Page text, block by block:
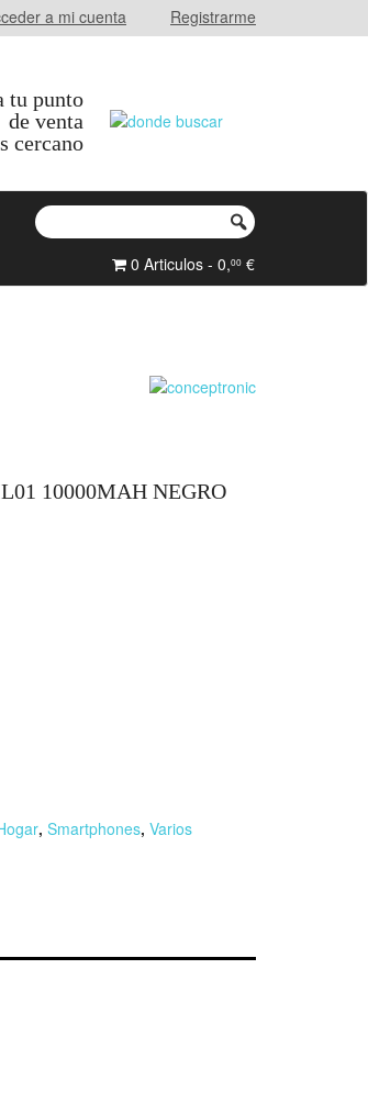
a mi cuenta Registrarme
tu punto
de venta
cercano
0 Articulos - 0,00 €
10000MAH NEGRO
, Smartphones, Varios